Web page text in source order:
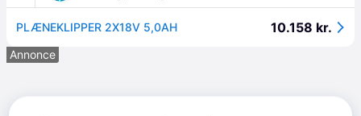
PLÆNEKLIPPER 2X18V 5,0AH 10.158 kr.
Annonce